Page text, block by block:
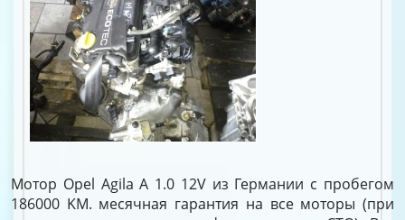
Мотор Opel Agila A 1.0 12V из Германии с пробегом
186000 KM. месячная гарантия на все моторы (при